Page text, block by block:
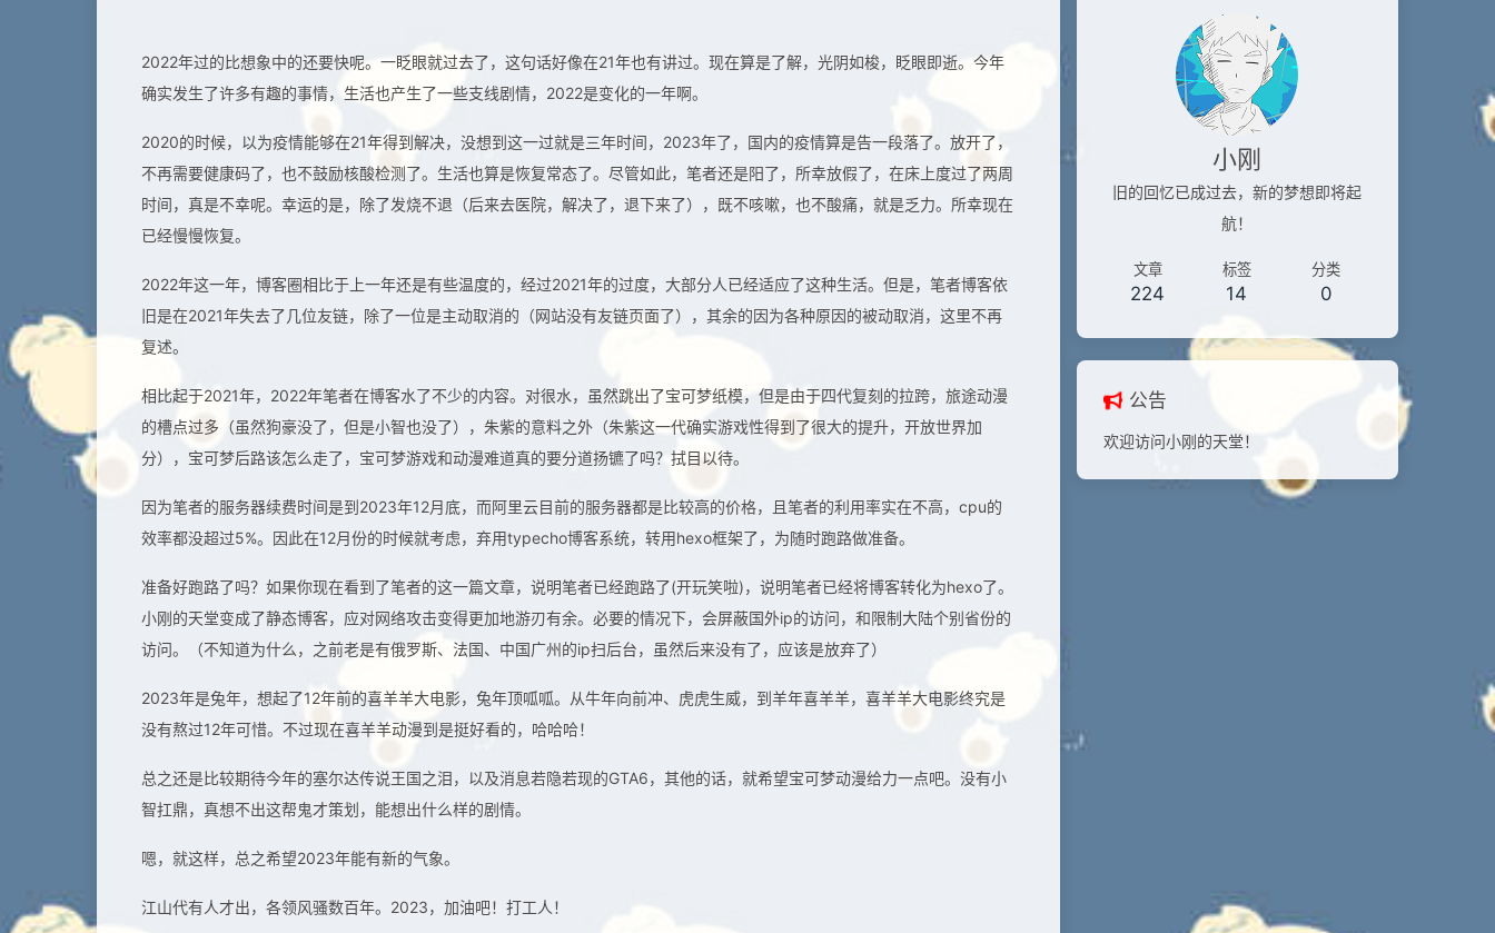
2022年过的比想象中的还要快呢。一眨眼就过去了，这句话好像在21年也有讲过。现在算是了解，光阴如梭，眨眼即逝。今年
确实发生了许多有趣的事情，生活也产生了一些支线剧情，2022是变化的一年啊。
2020的时候，以为疫情能够在21年得到解决，没想到这一过就是三年时间，2023年了，国内的疫情算是告一段落了。放开了，
不再需要健康码了，也不鼓励核酸检测了。生活也算是恢复常态了。尽管如此，笔者还是阳了，所幸放假了，在床上度过了两周
时间，真是不幸呢。幸运的是，除了发烧不退（后来去医院，解决了，退下来了），既不咳嗽，也不酸痛，就是乏力。所幸现在
已经慢慢恢复。
2022年这一年，博客圈相比于上一年还是有些温度的，经过2021年的过度，大部分人已经适应了这种生活。但是，笔者博客依
旧是在2021年失去了几位友链，除了一位是主动取消的（网站没有友链页面了），其余的因为各种原因的被动取消，这里不再
复述。
相比起于2021年，2022年笔者在博客水了不少的内容。对很水，虽然跳出了宝可梦纸模，但是由于四代复刻的拉跨，旅途动漫
的槽点过多（虽然狗豪没了，但是小智也没了），朱紫的意料之外（朱紫这一代确实游戏性得到了很大的提升，开放世界加
分），宝可梦后路该怎么走了，宝可梦游戏和动漫难道真的要分道扬镳了吗？拭目以待。
因为笔者的服务器续费时间是到2023年12月底，而阿里云目前的服务器都是比较高的价格，且笔者的利用率实在不高，cpu的
效率都没超过5%。因此在12月份的时候就考虑，弃用typecho博客系统，转用hexo框架了，为随时跑路做准备。
准备好跑路了吗？如果你现在看到了笔者的这一篇文章，说明笔者已经跑路了(开玩笑啦)，说明笔者已经将博客转化为hexo了。
小刚的天堂变成了静态博客，应对网络攻击变得更加地游刃有余。必要的情况下，会屏蔽国外ip的访问，和限制大陆个别省份的
访问。（不知道为什么，之前老是有俄罗斯、法国、中国广州的ip扫后台，虽然后来没有了，应该是放弃了）
2023年是兔年，想起了12年前的喜羊羊大电影，兔年顶呱呱。从牛年向前冲、虎虎生威，到羊年喜羊羊，喜羊羊大电影终究是
没有熬过12年可惜。不过现在喜羊羊动漫到是挺好看的，哈哈哈！
总之还是比较期待今年的塞尔达传说王国之泪，以及消息若隐若现的GTA6，其他的话，就希望宝可梦动漫给力一点吧。没有小
智扛鼎，真想不出这帮鬼才策划，能想出什么样的剧情。
嗯，就这样，总之希望2023年能有新的气象。
江山代有人才出，各领风骚数百年。2023，加油吧！打工人！
小刚
旧的回忆已成过去，新的梦想即将起
航！
文章
224
标签
14
分类
0
公告
欢迎访问小刚的天堂！